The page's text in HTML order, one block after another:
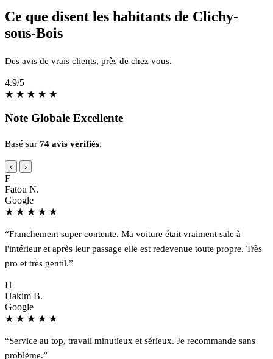
Ce que disent les habitants de Clichy-
sous-Bois
Des avis de vrais clients, près de chez vous.
4.9/5
★ ★ ★ ★ ★
Note Globale Excellente
Basé sur 74 avis vérifiés.
‹ ›
F
Fatou N.
Google
★ ★ ★ ★ ★
“Franchement super contente. Ma voiture était vraiment sale à
l'intérieur et après leur passage elle est redevenue toute propre. Très
pro et très gentil.”
H
Hakim B.
Google
★ ★ ★ ★ ★
“Service au top, travail minutieux et sérieux. Je recommande sans
problème.”